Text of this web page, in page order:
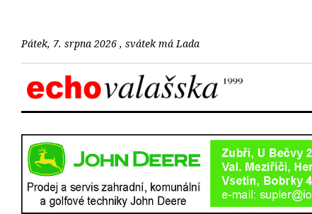
Pátek, 7. srpna 2026 , svátek má Lada